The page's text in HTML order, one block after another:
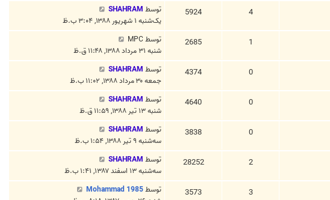
4
5924 توسط SHAHRAM
یک‌شنبه ۱ شهریور ۱۳۸۸, ۳:۰۴ ب.ظ
1
2685 توسطMPC
شنبه ۳۱ مرداد ۱۳۸۸, ۱۱:۴۸ ق.ظ
0
4374 توسط SHAHRAM
جمعه ۳۰ مرداد ۱۳۸۸, ۱۱:۰۲ ب.ظ
0
4640 توسط SHAHRAM
شنبه ۱۳ تیر ۱۳۸۸, ۱۱:۵۹ ق.ظ
0
3838 توسط SHAHRAM
سه‌شنبه ۹ تیر ۱۳۸۸, ۱:۵۴ ب.ظ
2
28252 توسط SHAHRAM
سه‌شنبه ۱۳ اسفند ۱۳۸۷, ۱:۴۱ ب.ظ
3
3573 توسطMohammad 1985